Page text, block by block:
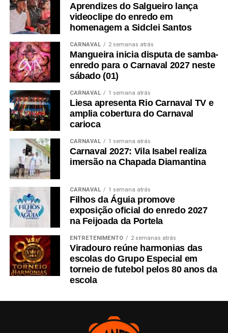
Aprendizes do Salgueiro lança
videoclipe do enredo em
homenagem a Sidclei Santos
CARNAVAL 2 semanas atrás
Mangueira inicia disputa de samba-
enredo para o Carnaval 2027 neste
sábado (01)
CARNAVAL 1 semana atrás
Liesa apresenta Rio Carnaval TV e
amplia cobertura do Carnaval
carioca
CARNAVAL 1 semana atrás
Carnaval 2027: Vila Isabel realiza
imersão na Chapada Diamantina
CARNAVAL 1 semana atrás
Filhos da Águia promove
exposição oficial do enredo 2027
na Feijoada da Portela
ENTRETENIMENTO 2 semanas atrás
Viradouro reúne harmonias das
escolas do Grupo Especial em
torneio de futebol pelos 80 anos da
escola